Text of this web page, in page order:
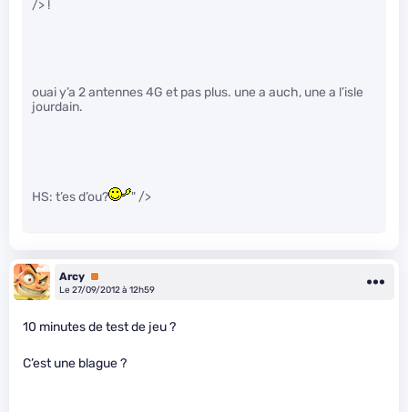
/> !
ouai y’a 2 antennes 4G et pas plus. une a auch, une a l’isle
jourdain.
HS: t’es d’ou? " />
Arcy Premium
Le 27/09/2012 à 12h59
10 minutes de test de jeu ?
C’est une blague ?